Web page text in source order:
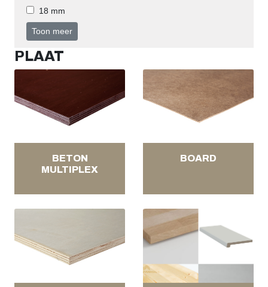
18 mm
Toon meer
PLAAT
BETON
MULTIPLEX
BOARD